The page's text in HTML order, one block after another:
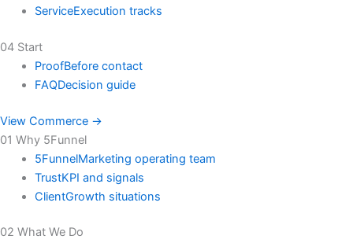
ServiceExecution tracks
04 Start
ProofBefore contact
FAQDecision guide
View Commerce →
01 Why 5Funnel
5FunnelMarketing operating team
TrustKPI and signals
ClientGrowth situations
02 What We Do